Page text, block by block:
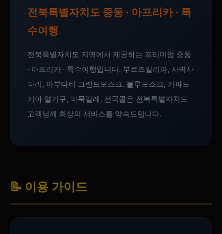
전북특별자치도 중동 · 아프리카 · 특
수여행
전북특별자치도 지역에서 제공하는 프리미엄 중동
· 아프리카 · 특수여행입니다. 부르즈칼리파, 사막사
파리, 아부다비 그랜드모스크. 블루모스크, 카파도
키아 열기구, 파묵칼레. 전국콜은 전북특별자치도
고객님께 최상의 서비스를 약속드립니다.
📝 이용 가이드